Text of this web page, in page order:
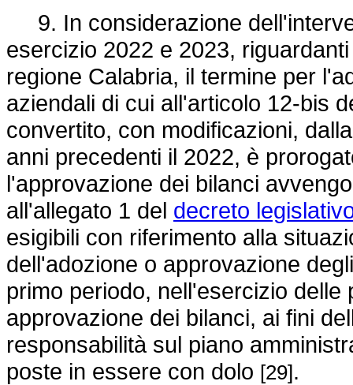
9. In considerazione
esercizio 2022 e 2023,
regione Calabria, il termine per
aziendali di cui all'articolo 12-bis
convertito, con modificazioni,
anni precedenti il 2022, è
l'approvazione dei bilanci
all'allegato 1 del decreto
esigibili con riferimento alla
dell'adozione o approvazione
primo periodo, nell'esercizio
approvazione dei bilanci, ai fini
responsabilità sul piano
poste in essere con dolo [29].